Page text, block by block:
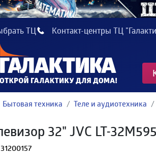
ТЦ Контакт-центры ТЦ
Бытовая техника Теле и аудиотехника
32" JVC LT-32M595
31200157